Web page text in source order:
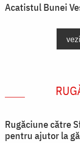
Acatistul Bunei
Rugăciune către
pentru ajutor la